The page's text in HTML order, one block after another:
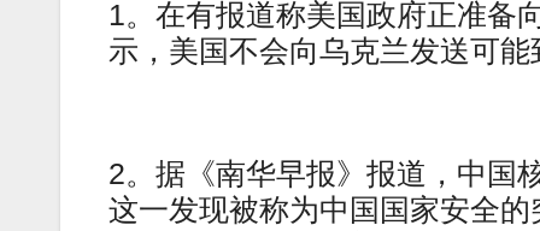
1。在有报道称美国政府正准备
示，美国不会向乌克兰发送可
2。据《南华早报》报道，中国
这一发现被称为中国国家安全